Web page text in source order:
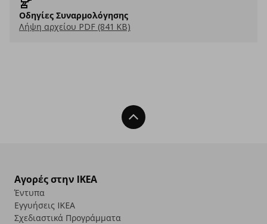
Οδηγίες Συναρμολόγησης
Λήψη αρχείου PDF (841 KB)
Back To Top
Αγορές στην IKEA
Έντυπα
Εγγυήσεις IKEA
Σχεδιαστικά Προγράμματα